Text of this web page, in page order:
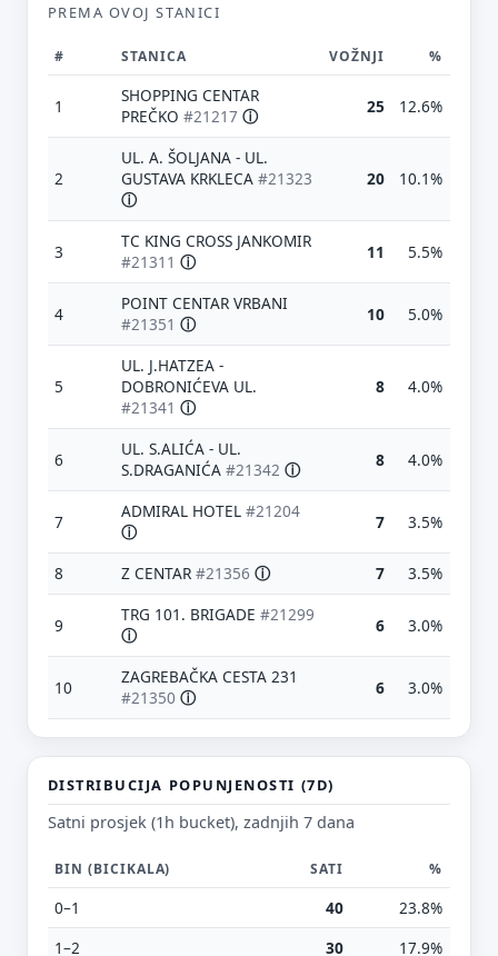
PREMA OVOJ STANICI
# STANICA VOŽNJI %
1
SHOPPING CENTAR
PREČKO #21217 ⓘ 25 12.6%
2
UL. A. ŠOLJANA - UL.
GUSTAVA KRKLECA #21323
ⓘ
20 10.1%
3
TC KING CROSS JANKOMIR
#21311 ⓘ 11 5.5%
4
POINT CENTAR VRBANI
#21351 ⓘ 10 5.0%
5
UL. J.HATZEA -
DOBRONIĆEVA UL.
#21341 ⓘ
8 4.0%
6
UL. S.ALIĆA - UL.
S.DRAGANIĆA #21342 ⓘ 8 4.0%
7
ADMIRAL HOTEL #21204
ⓘ
7 3.5%
8 Z CENTAR #21356 ⓘ 7 3.5%
9
TRG 101. BRIGADE #21299
ⓘ
6 3.0%
10
ZAGREBAČKA CESTA 231
#21350 ⓘ 6 3.0%
DISTRIBUCIJA POPUNJENOSTI (7D)
Satni prosjek (1h bucket), zadnjih 7 dana
BIN (BICIKALA) SATI %
0–1 40
23.8%
1–2
30 17.9%
Predloži poboljšanje ove stranice
Što bi ti ovdje bilo korisno? Koje pitanje želiš da ova
stranica može odgovoriti? (npr. “kada je
najpraznije?”, “što znači ovaj skok?”, “što još
Vrsta poruke